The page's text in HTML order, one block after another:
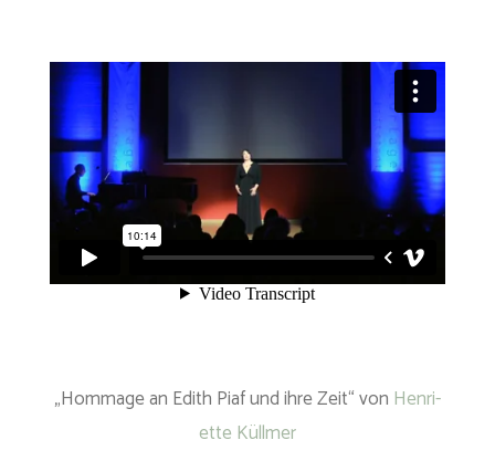
„Hom­mage an Edith Piaf und ihre Zeit“ von Hen­ri­
et­te Küllmer